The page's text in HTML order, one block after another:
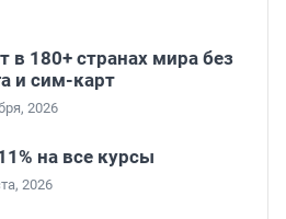
в 180+ странах мира без
и сим-карт
2026
на все курсы
2026